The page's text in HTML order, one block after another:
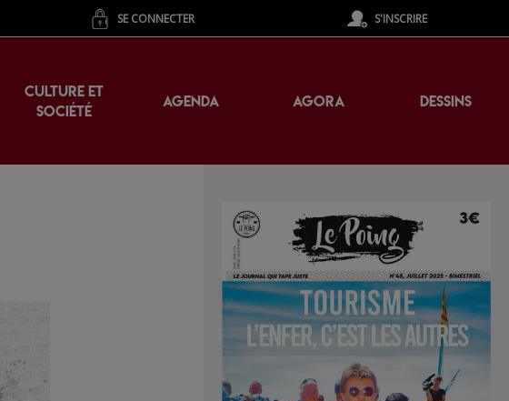
SE CONNECTER S'INSCRIRE
CULTURE ET
SOCIÉTÉ
AGENDA AGORA DESSINS